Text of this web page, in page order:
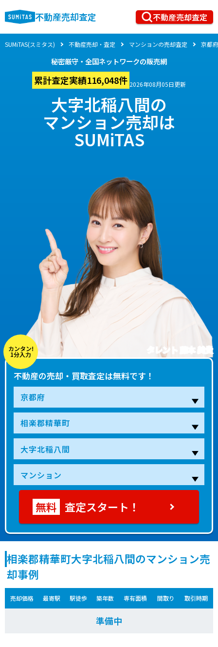
不動産売却査定 不動産売却査定
SUMiTAS(スミタス) 不動産売却・査定 マンションの売却査定 京都府
秘密厳守・全国ネットワークの販売網
累計査定実績116,048件 2026年08月05日更新
大字北稲八間の
マンション売却は
SUMiTAS
タレント 藤本 美貴
カンタン!
1分入力
不動産の売却・買取査定は無料です！
査定スタート！
相楽郡精華町大字北稲八間のマンション売
却事例
売却価格 最寄駅 駅徒歩 築年数 専有面積 間取り 取引時期
準備中